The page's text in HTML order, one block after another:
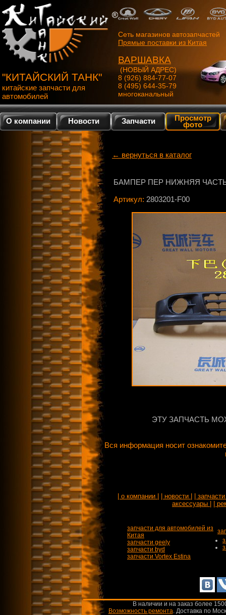
"КИТАЙСКИЙ ТАНК"
китайские запчасти для
автомобилей
Сеть магазинов автозапчастей
Прямые поставки из Китая
ВАРШАВКА
(НОВЫЙ АДРЕС)
8 (926) 884-77-07
8 (495) 644-35-79
многоканальный
О компании Новости Запчасти Просмотр
фото
← вернуться в каталог
БАМПЕР ПЕР НИЖНЯЯ ЧАСТЬ
Артикул: 2803201-F00
ЭТУ ЗАПЧАСТЬ
Вся информация носит
| о компании | | новости |
|
аксессуары |
|
запчасти для автомобилей из
Китая
запчасти geely
запчасти byd
запчасти Vortex Estina
В наличии и на заказ более
Возможность ремонта.Доставка по